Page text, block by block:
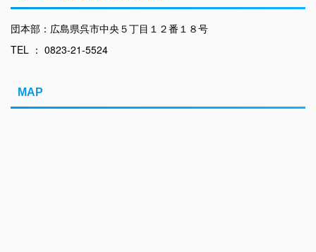
団本部：広島県呉市中央５丁目１２番１８号
TEL ： 0823-21-5524
MAP